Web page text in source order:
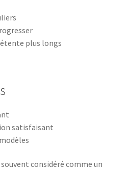
plus longs
satisfaisant
considéré comme un